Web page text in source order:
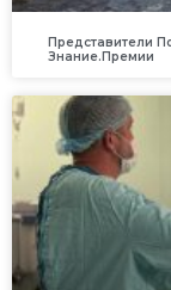
Представители
Знание.Премии